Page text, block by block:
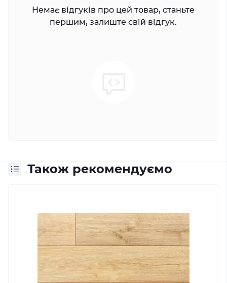
Немає відгуків про цей товар, станьте
першим, залиште свій відгук.
Також рекомендуємо